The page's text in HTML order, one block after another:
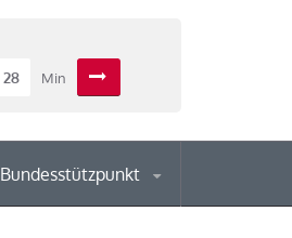
28 Min
Bundesstützpunkt